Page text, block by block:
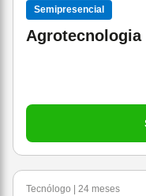
Semipresencial
Agrotecnologia
Tecnólogo | 24 meses